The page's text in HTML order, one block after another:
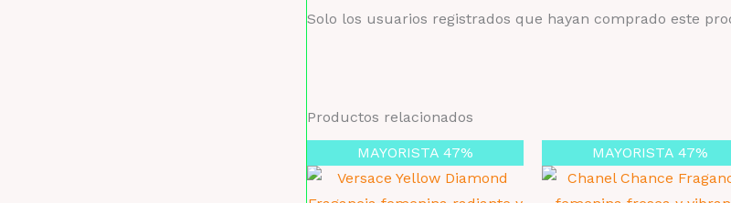
Solo los usuarios registrados que hayan comprado este
Productos relacionados
MAYORISTA 47% MAYORISTA 47%